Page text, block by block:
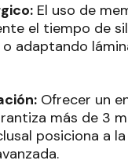
El uso de
el tiempo de
adaptando
Ofrecer un
más de 3
posiciona a